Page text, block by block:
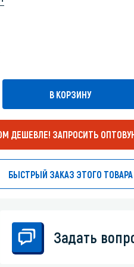
В КОРЗИНУ
ДЕШЕВЛЕ! ЗАПРОСИТЬ
БЫСТРЫЙ ЗАКАЗ ЭТОГО ТОВАРА
Задать